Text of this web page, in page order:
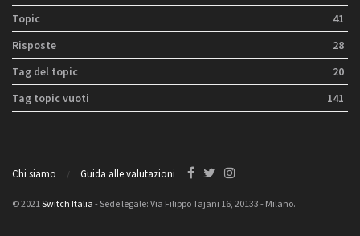
Topic
41
Risposte
28
Tag del topic
20
Tag topic vuoti
141
Chi siamo Guida alle valutazioni
© 2021Switch Italia - Sede legale: Via Filippo Tajani 16, 20133 - Milano.